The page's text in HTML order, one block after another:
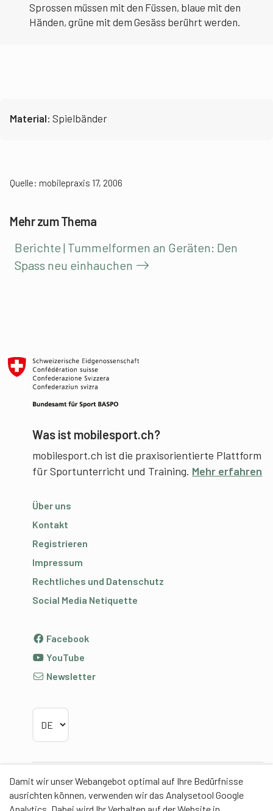
Damit wir unser Webangebot optimal auf Ihre Bedürfnisse
ausrichten können, verwenden wir das Analysetool Google
Sprossen müssen mit den Füssen, blaue mit den
Händen, grüne mit dem Gesäss berührt werden.
Material: Spielbänder
Quelle: mobilepraxis 17, 2006
Mehr zum Thema
Berichte | Tummelformen an Geräten: Den
Spass neu einhauchen
Was ist mobilesport.ch?
mobilesport.ch ist die praxisorientierte Plattform
für Sportunterricht und Training. Mehr erfahren
Über uns
Kontakt
Registrieren
Impressum
Rechtliches und Datenschutz
Social Media Netiquette
Facebook
YouTube
Newsletter
Partner